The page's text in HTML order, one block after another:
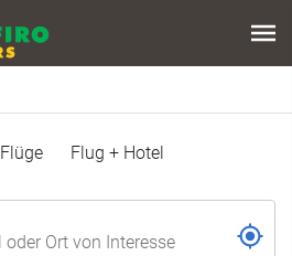
Flüge Flug + Hotel